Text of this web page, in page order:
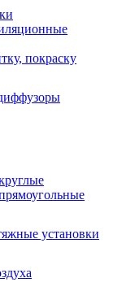
покраску
установки